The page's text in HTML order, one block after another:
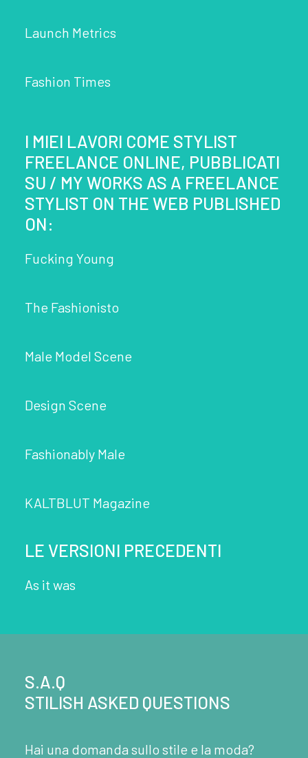
Launch Metrics
Fashion Times
I MIEI LAVORI COME STYLIST
FREELANCE ONLINE, PUBBLICATI
SU / MY WORKS AS A FREELANCE
STYLIST ON THE WEB PUBLISHED
ON:
Fucking Young
The Fashionisto
Male Model Scene
Design Scene
Fashionably Male
KALTBLUT Magazine
LE VERSIONI PRECEDENTI
As it was
S.A.Q
STILISH ASKED QUESTIONS
Hai una domanda sullo stile e la moda?